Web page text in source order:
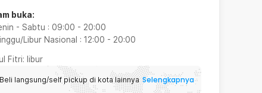
buka:
- Sabtu : 09:00 - 20:00
Libur Nasional : 12:00 - 20:00
Fitri: libur
Beli langsung/self pickup di kota lainnya Selengkapnya